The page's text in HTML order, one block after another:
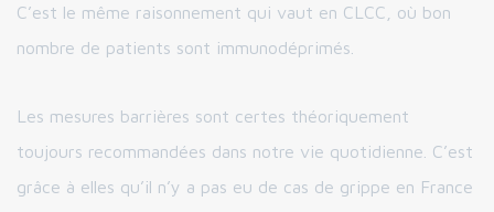
C’est le même raisonnement qui vaut en CLCC, où bon
nombre de patients sont immunodéprimés.
Les mesures barrières sont certes théoriquement
toujours recommandées dans notre vie quotidienne. C’est
grâce à elles qu’il n’y a pas eu de cas de grippe en France